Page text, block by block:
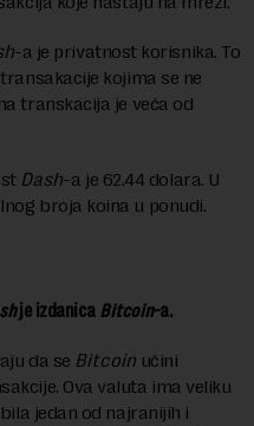
-a je privatnost korisnika. To
kojima se ne
transkacija je veća od
Dash-a je 62.44 dolara. U
broja koina u ponudi.
je izdanicaBitcoin-a.
da se Bitcoin učini
Ova valuta ima veliku
jedan od najranijih i